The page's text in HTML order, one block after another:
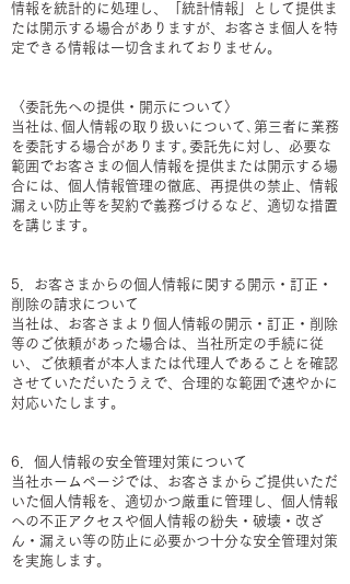
情報を統計的に処理し、「統計情報」として提供ま
たは開示する場合がありますが、お客さま個人を特
定できる情報は一切含まれておりません。
〈委託先への提供・開示について〉
当社は､個人情報の取り扱いについて､第三者に業務
を委託する場合があります｡委託先に対し、必要な
範囲でお客さまの個人情報を提供または開示する場
合には、個人情報管理の徹底、再提供の禁止、情報
漏えい防止等を契約で義務づけるなど、適切な措置
を講じます。
5．お客さまからの個人情報に関する開示・訂正・
削除の請求について
当社は、お客さまより個人情報の開示・訂正・削除
等のご依頼があった場合は、当社所定の手続に従
い、ご依頼者が本人または代理人であることを確認
させていただいたうえで、合理的な範囲で速やかに
対応いたします。
6．個人情報の安全管理対策について
当社ホームページでは、お客さまからご提供いただ
いた個人情報を、適切かつ厳重に管理し、個人情報
への不正アクセスや個人情報の紛失・破壊・改ざ
ん・漏えい等の防止に必要かつ十分な安全管理対策
を実施します。